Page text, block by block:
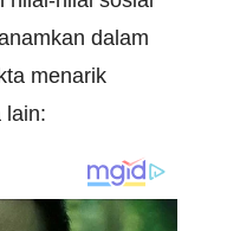
dalam
menarik
lain: